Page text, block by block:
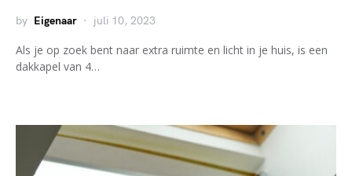
by Eigenaar juli 10, 2023
Als je op zoek bent naar extra ruimte en licht in je huis, is een
dakkapel van 4…